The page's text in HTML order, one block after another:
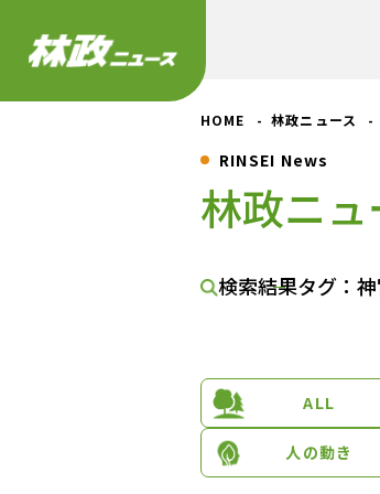
HOME 林政ニュース
RINSEI News
林政ニュ
検索結果タグ：
ALL
人の動き